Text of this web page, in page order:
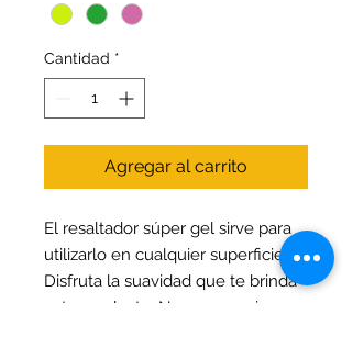
Cantidad *
Agregar al carrito
El resaltador súper gel sirve para
utilizarlo en cualquier superficie.
Disfruta la suavidad que te brinda
este producto. No se seca si